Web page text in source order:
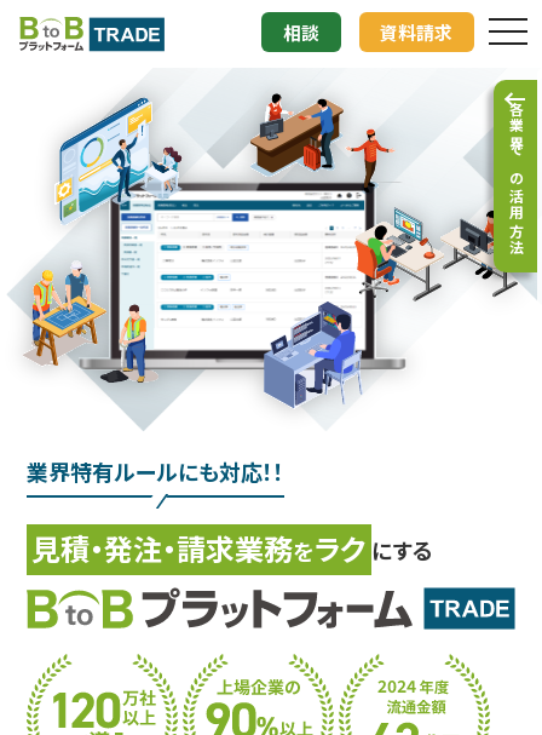
相談 資料請求
各業界での活用方法
業界特有ルールにも対応！！
見積・発注・請求業務をラク にする